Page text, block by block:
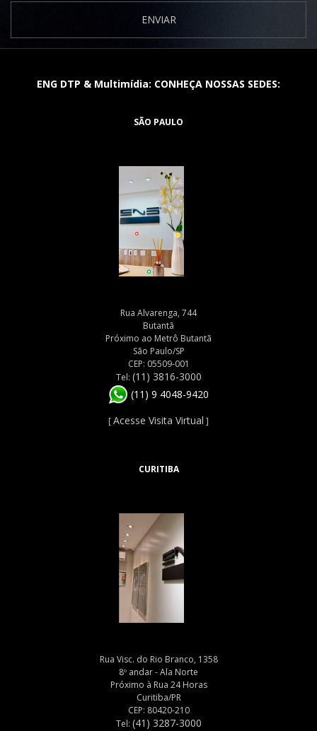
ENVIAR
ENG DTP & Multimídia: CONHEÇA NOSSAS SEDES:
SÃO PAULO
Rua Alvarenga, 744
Butantã
Próximo ao Metrô Butantã
São Paulo/SP
CEP: 05509-001
Tel: (11) 3816-3000
(11) 9 4048-9420
[Acesse Visita Virtual ]
CURITIBA
Rua Visc. do Rio Branco, 1358
8º andar - Ala Norte
Próximo à Rua 24 Horas
Curitiba/PR
CEP: 80420-210
Tel: (41) 3287-3000